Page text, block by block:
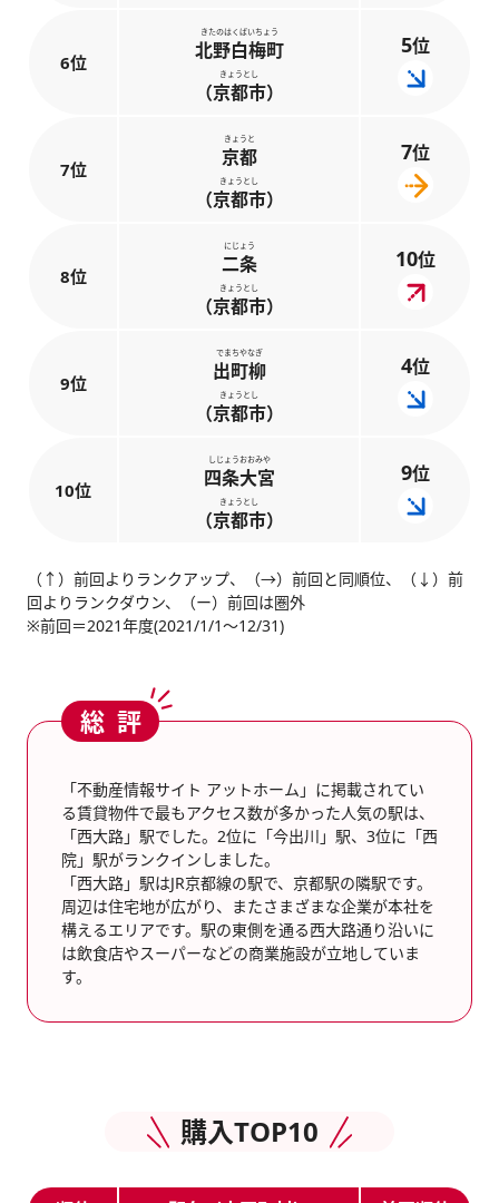
6位
きたのはくばいちょう
北野白梅町
きょうとし
（京都市）
5位
7位
きょうと
京都
きょうとし
（京都市）
7位
8位
にじょう
二条
きょうとし
（京都市）
10位
9位
でまちやなぎ
出町柳
きょうとし
（京都市）
4位
10位
しじょうおおみや
四条大宮
きょうとし
（京都市）
9位
（↑）前回よりランクアップ、（→）前回と同順位、（↓）前
回よりランクダウン、（ー）前回は圏外
※前回＝2021年度(2021/1/1～12/31)
総評
「不動産情報サイト アットホーム」に掲載されてい
る賃貸物件で最もアクセス数が多かった人気の駅は、
「西大路」駅でした。2位に「今出川」駅、3位に「西
院」駅がランクインしました。
「西大路」駅はJR京都線の駅で、京都駅の隣駅です。
周辺は住宅地が広がり、またさまざまな企業が本社を
構えるエリアです。駅の東側を通る西大路通り沿いに
は飲食店やスーパーなどの商業施設が立地していま
す。
購入TOP10